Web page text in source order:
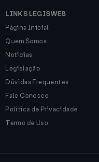
LINKS LEGISWEB
Página Inicial
Quem Somos
Notícias
Legislação
Dúvidas Frequentes
Fale Conosco
Política de Privacidade
Termo de Uso